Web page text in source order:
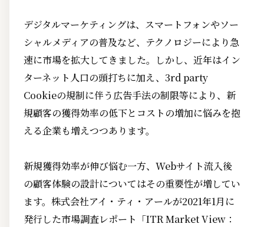
デジタルマーケティングは、スマートフォンやソー
シャルメディアの普及など、テクノロジーにより急
速に市場を拡大してきました。しかし、近年はイン
ターネット人口の頭打ちに加え、3rd party
Cookieの規制に伴う広告手法の制限等により、新
規顧客の獲得効率の低下とコストの増加に悩みを抱
える企業も増えつつあります。
新規獲得効率が伸び悩む一方、Webサイト流入後
の顧客体験の設計についてはその重要性が増してい
ます。株式会社アイ・ティ・アールが2021年1月に
発行した市場調査レポート「ITR Market View：